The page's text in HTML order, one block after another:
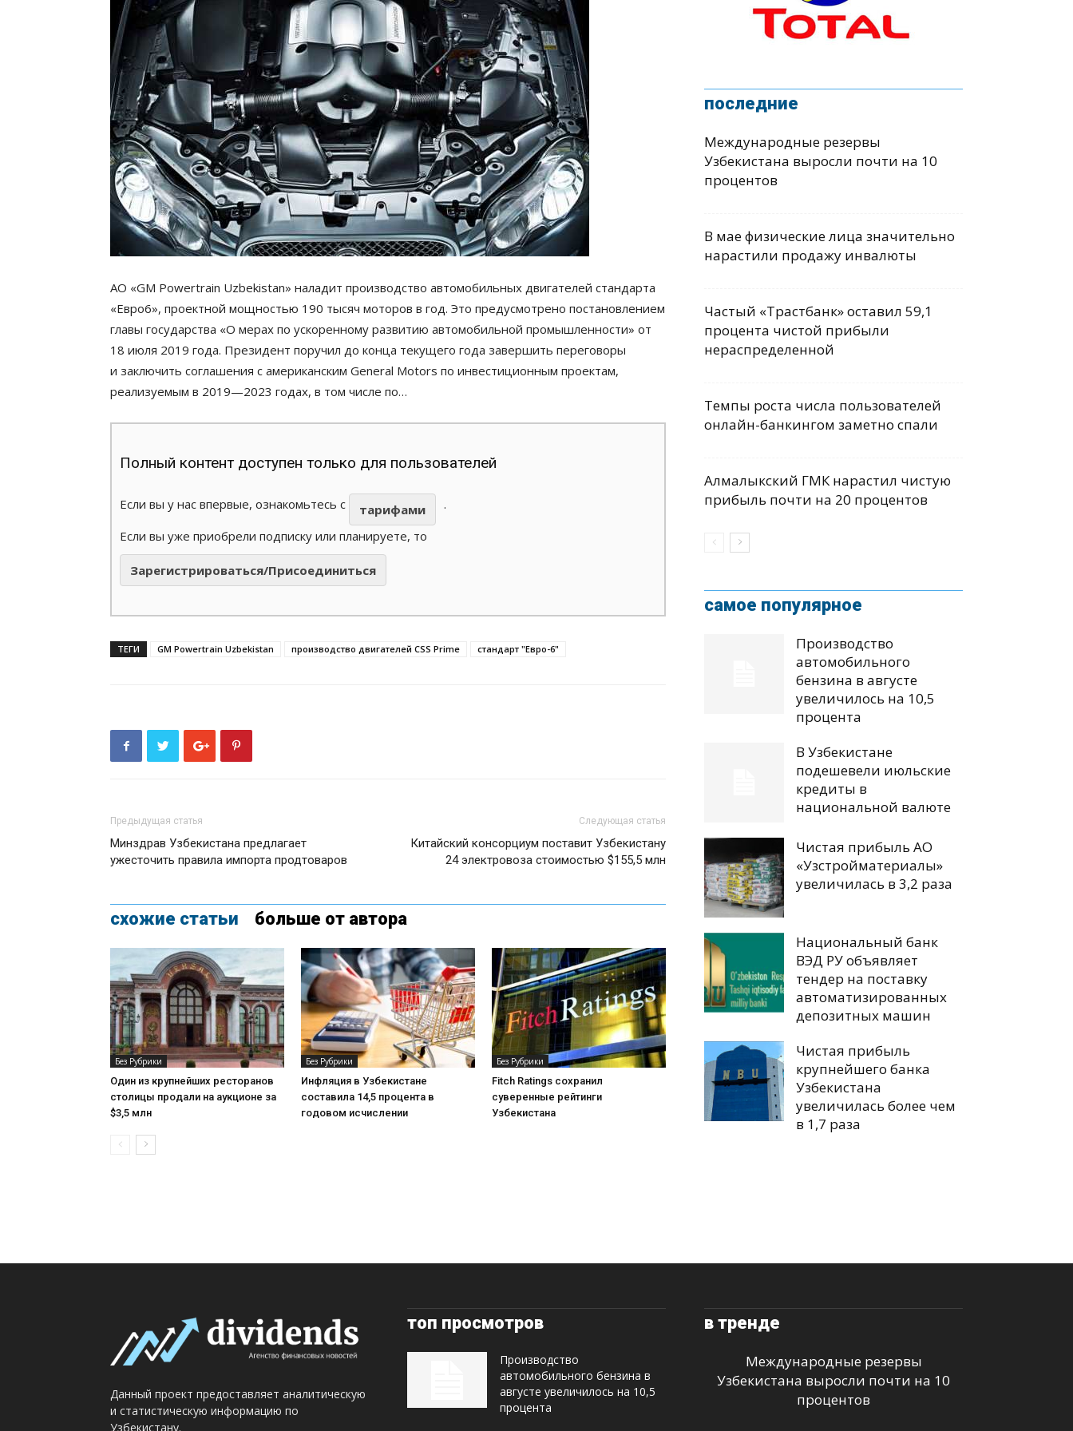
АО «GM Powertrain Uzbekistan» наладит производство автомобильных двигателей стандарта
«Евро6», проектной мощностью 190 тысяч моторов в год. Это предусмотрено постановлением
главы государства «О мерах по ускоренному развитию автомобильной промышленности» от
18 июля 2019 года. Президент поручил до конца текущего года завершить переговоры
и заключить соглашения с американским General Motors по инвестиционным проектам,
реализуемым в 2019—2023 годах, в том числе по…
Полный контент доступен только для пользователей
Если вы у нас впервые, ознакомьтесь с тарифами
.
Если вы уже приобрели подписку или планируете, то
Зарегистрироваться/Присоединиться
ТЕГИ GM Powertrain Uzbekistan производство двигателей CSS Prime стандарт "Евро-6"
Предыдущая статья
Минздрав Узбекистана предлагает
ужесточить правила импорта продтоваров
Следующая статья
Китайский консорциум поставит Узбекистану
24 электровоза стоимостью $155,5 млн
схожие статьи больше от автора
Без Рубрики
Один из крупнейших ресторанов
столицы продали на аукционе за
$3,5 млн
Без Рубрики
Инфляция в Узбекистане
составила 14,5 процента в
годовом исчислении
Без Рубрики
Fitch Ratings сохранил
суверенные рейтинги
Узбекистана
последние
Международные резервы
Узбекистана выросли почти на 10
процентов
В мае физические лица значительно
нарастили продажу инвалюты
Частый «Трастбанк» оставил 59,1
процента чистой прибыли
нераспределенной
Темпы роста числа пользователей
онлайн-банкингом заметно спали
Алмалыкский ГМК нарастил чистую
прибыль почти на 20 процентов
самое популярное
Производство
автомобильного
бензина в августе
увеличилось на 10,5
процента
В Узбекистане
подешевели июльские
кредиты в
национальной валюте
Чистая прибыль АО
«Узстройматериалы»
увеличилась в 3,2 раза
Национальный банк
ВЭД РУ объявляет
тендер на поставку
автоматизированных
депозитных машин
Чистая прибыль
крупнейшего банка
Узбекистана
увеличилась более чем
в 1,7 раза
Данный проект предоставляет аналитическую
и статистическую информацию по
Узбекистану.
топ просмотров
Производство
автомобильного бензина в
августе увеличилось на 10,5
процента
в тренде
Международные резервы
Узбекистана выросли почти на 10
процентов